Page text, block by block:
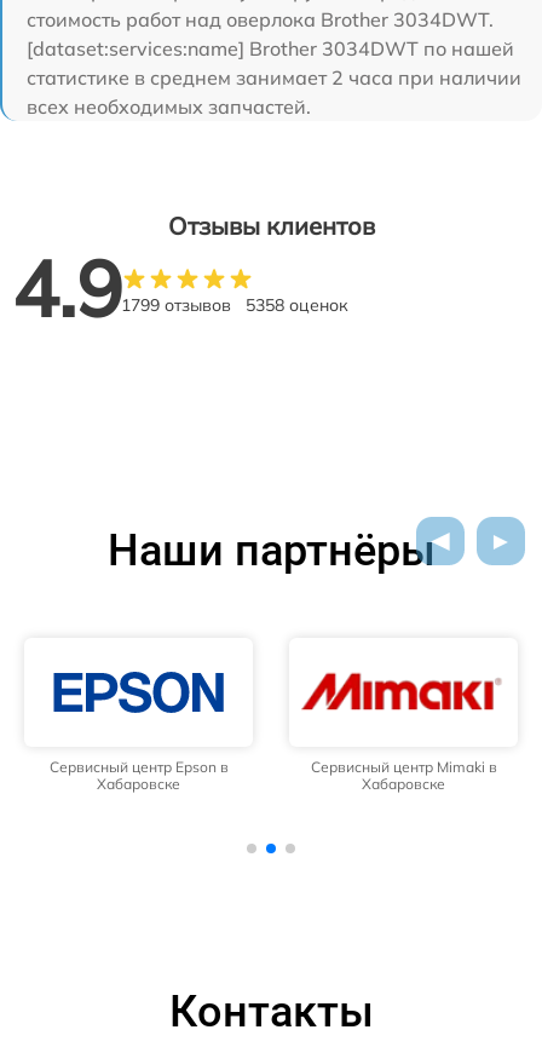
стоимость работ над оверлока Brother 3034DWT.
[dataset:services:name] Brother 3034DWT по нашей
статистике в среднем занимает 2 часа при наличии
всех необходимых запчастей.
Отзывы клиентов
4.91799 отзывов 5358 оценок
Наши партнёры
Сервисный центр Epson в
Хабаровске
Сервисный центр Mimaki в
Хабаровске
Контакты